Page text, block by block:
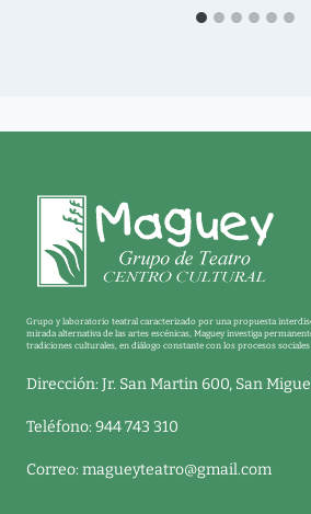
Grupo y laboratorio teatral caracterizado por una propuesta
mirada alternativa de las artes escénicas, Maguey investiga
tradiciones culturales, en diálogo constante con los procesos
Dirección: Jr. San Martin 600, San
Teléfono: 944 743 310
Correo: magueyteatro@gmail.com